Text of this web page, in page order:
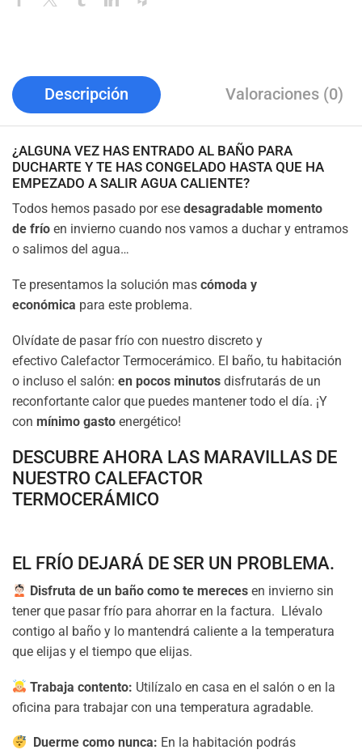
Descripción Valoraciones (0)
¿ALGUNA VEZ HAS ENTRADO AL BAÑO PARA
DUCHARTE Y TE HAS CONGELADO HASTA QUE HA
EMPEZADO A SALIR AGUA CALIENTE?
Todos hemos pasado por ese desagradable momento
de frío en invierno cuando nos vamos a duchar y entramos
o salimos del agua…
Te presentamos la solución mas cómoda y
económica para este problema.
Olvídate de pasar frío con nuestro discreto y
efectivo Calefactor Termocerámico. El baño, tu habitación
o incluso el salón: en pocos minutos disfrutarás de un
reconfortante calor que puedes mantener todo el día. ¡Y
con mínimo gasto energético!
DESCUBRE AHORA LAS MARAVILLAS DE
NUESTRO CALEFACTOR
TERMOCERÁMICO
EL FRÍO DEJARÁ DE SER UN PROBLEMA.
Disfruta de un baño como te mereces en invierno sin
tener que pasar frío para ahorrar en la factura. Llévalo
contigo al baño y lo mantendrá caliente a la temperatura
que elijas y el tiempo que elijas.
Trabaja contento: Utilízalo en casa en el salón o en la
oficina para trabajar con una temperatura agradable.
Duerme como nunca: En la habitación podrás